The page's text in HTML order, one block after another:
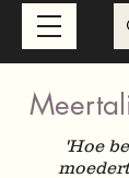
'Hoe